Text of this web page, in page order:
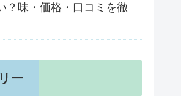
？味・価格・口コミを徹
ー